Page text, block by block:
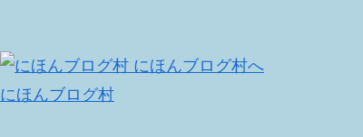
にほんブログ村